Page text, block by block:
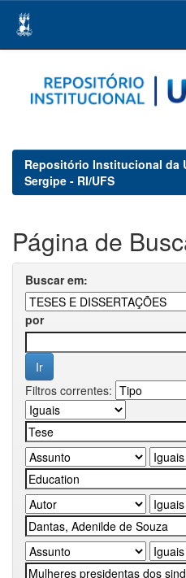
navigation
Repositório Institucional da
Sergipe - RI/UFS
Página de
Buscar em:
por
Filtros correntes: